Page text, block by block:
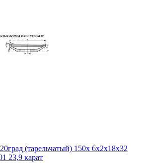
(тарельчатый) 150х 6х2х18х32
23,9 карат